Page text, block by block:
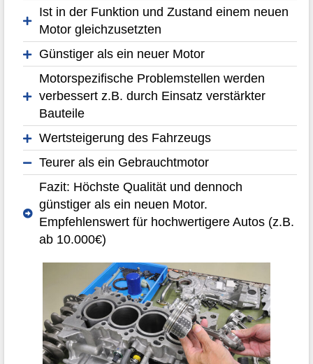
Ist in der Funktion und Zustand einem neuen
Motor gleichzusetzten
Günstiger als ein neuer Motor
Motorspezifische Problemstellen werden
verbessert z.B. durch Einsatz verstärkter
Bauteile
Wertsteigerung des Fahrzeugs
Teurer als ein Gebrauchtmotor
Fazit: Höchste Qualität und dennoch
günstiger als ein neuen Motor.
Empfehlenswert für hochwertigere Autos (z.B.
ab 10.000€)